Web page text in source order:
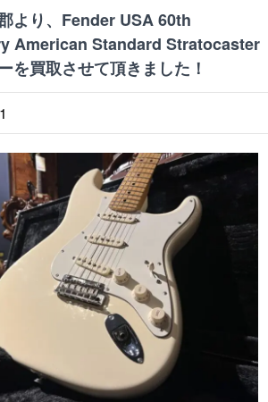
より、Fender USA 60th
American Standard Stratocaster
を買取させて頂きました！